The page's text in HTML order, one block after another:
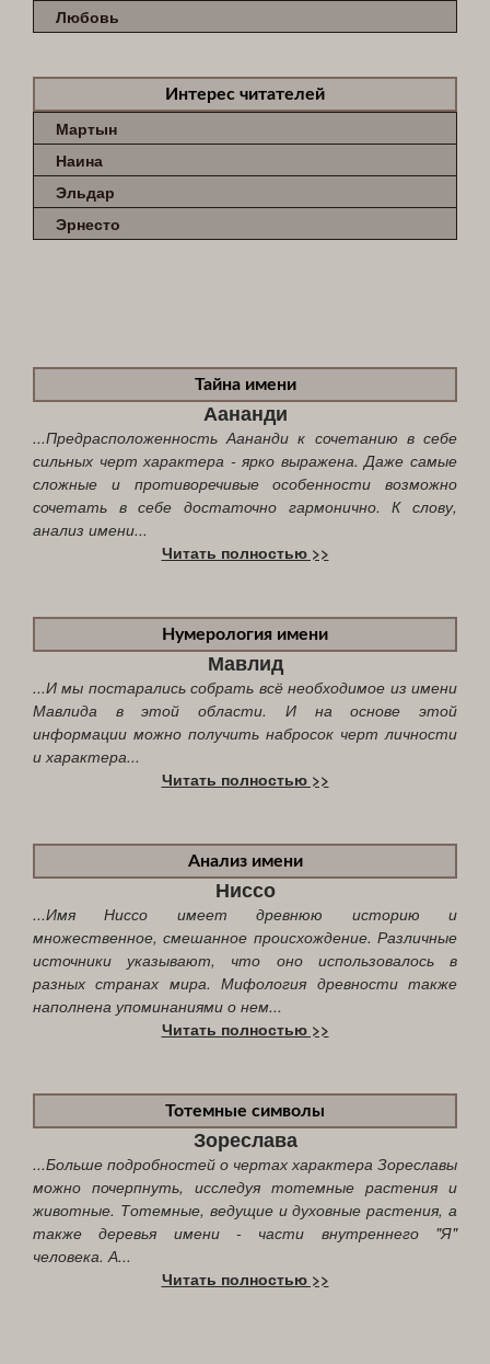
Любовь
Интерес читателей
Мартын
Наина
Эльдар
Эрнесто
Тайна имени
Аананди
...Предрасположенность Аананди к сочетанию в себе
сильных черт характера - ярко выражена. Даже самые
сложные и противоречивые особенности возможно
сочетать в себе достаточно гармонично. К слову,
анализ имени...
Читать полностью >>
Нумерология имени
Мавлид
...И мы постарались собрать всё необходимое из имени
Мавлида в этой области. И на основе этой
информации можно получить набросок черт личности
и характера...
Читать полностью >>
Анализ имени
Ниссо
...Имя Ниссо имеет древнюю историю и
множественное, смешанное происхождение. Различные
источники указывают, что оно использовалось в
разных странах мира. Мифология древности также
наполнена упоминаниями о нем...
Читать полностью >>
Тотемные символы
Зореслава
...Больше подробностей о чертах характера Зореславы
можно почерпнуть, исследуя тотемные растения и
животные. Тотемные, ведущие и духовные растения, а
также деревья имени - части внутреннего "Я"
человека. А...
Читать полностью >>